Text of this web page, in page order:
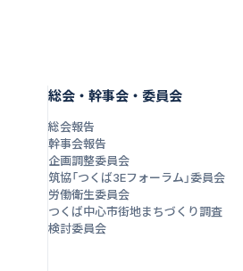
総会・幹事会・委員会
総会報告
幹事会報告
企画調整委員会
筑協「つくば3Eフォーラム」委員会
労働衛生委員会
つくば中心市街地まちづくり調査
検討委員会